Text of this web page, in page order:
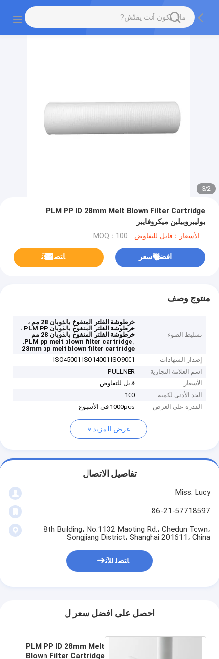
2
/
3
PLM PP ID 28mm Melt Blown Filter Cartridge
بوليبروبيلين ميكروفايبر
الأسعار：قابل للتفاوض MOQ：100
افضل سعر ﺎﺘﺼﻟ ﺍﻶﻧ
منتوج وصف
تسليط الضوء
خرطوشة الفلتر المنفوخ بالذوبان 28 مم ،
خرطوشة الفلتر المنفوخ بالذوبان PLM PP ،
خرطوشة الفلتر المنفوخ بالذوبان 28 مم
,
PLM pp melt blown filter cartridge
,
28mm pp melt blown filter cartridge
إصدار الشهادات
ISO45001 ISO14001 ISO9001
اسم العلامة التجارية
PULLNER
الأسعار
قابل للتفاوض
الحد الأدنى لكمية
100
القدرة على العرض
1000pcs في الأسبوع
عرض المزيد
تفاصيل الاتصال
Miss. Lucy
86-21-57718597
8th Building، No.1132 Maoting Rd.، Chedun Town،
Songjiang District، Shanghai 201611، China
ﺎﺘﺼﻟ ﺍﻶﻧ
احصل على افضل سعر ل
PLM PP ID 28mm Melt
Blown Filter Cartridge